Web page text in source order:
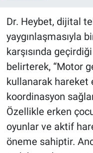
Dr. Heybet, dijital
yaygınlaşmasıyla
karşısında
belirterek, “Motor
kullanarak hareket
koordinasyon
Özellikle erken
oyunlar ve aktif
öneme sahiptir.